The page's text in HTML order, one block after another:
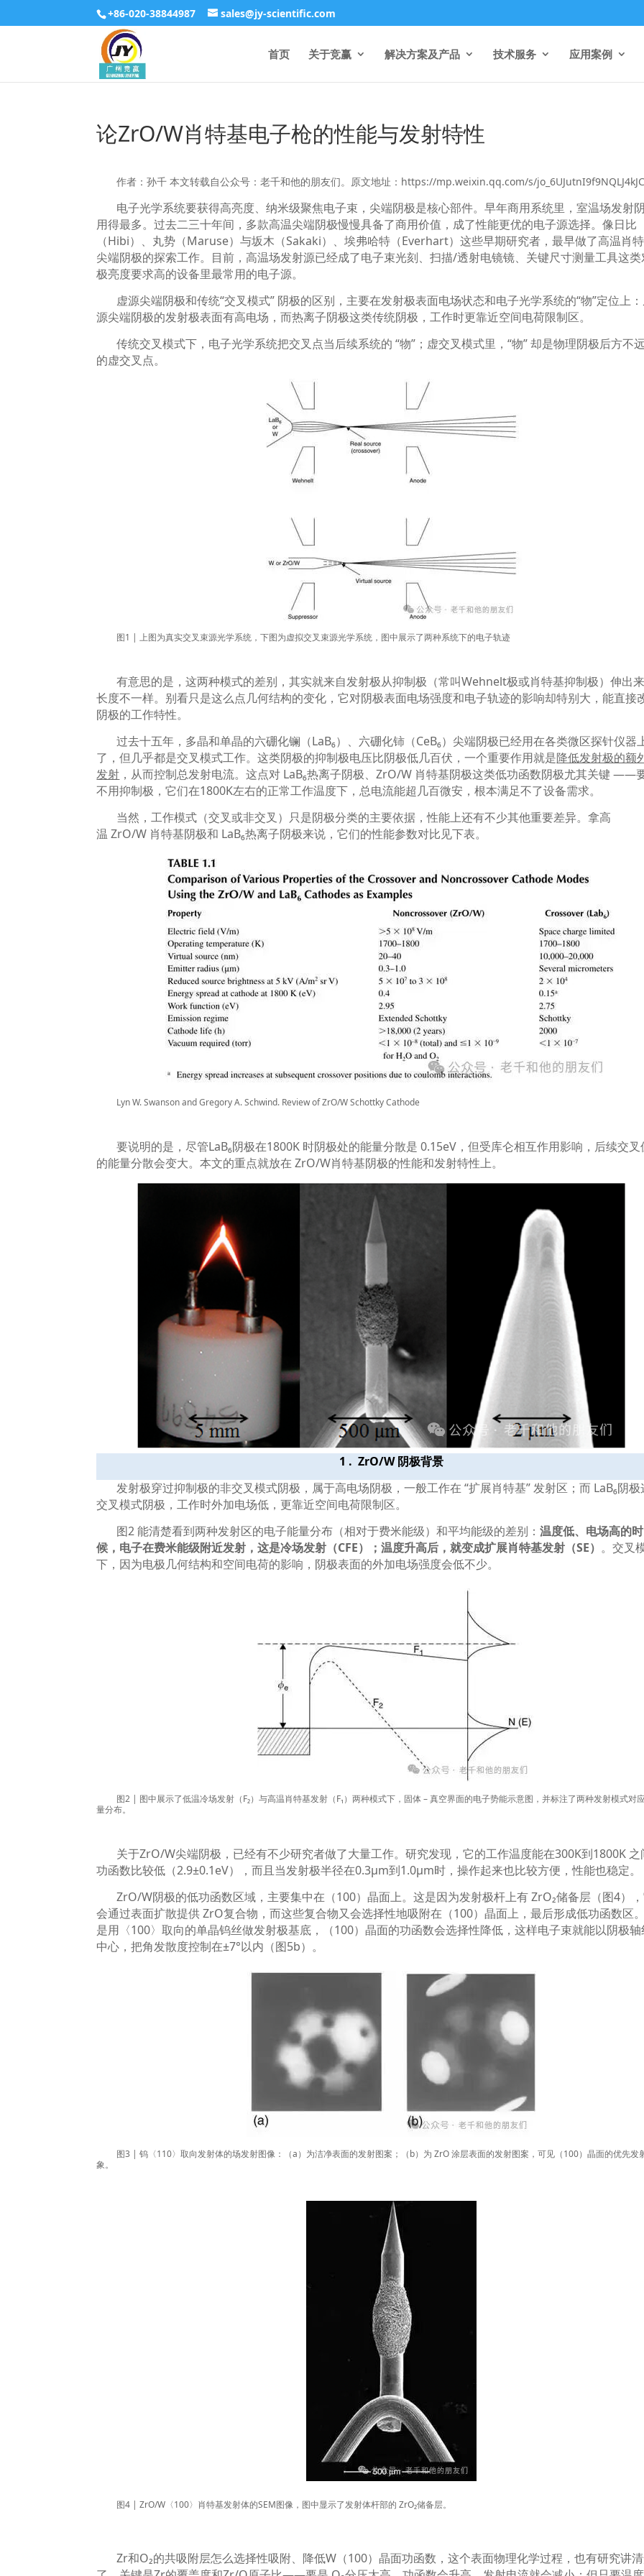
+86-020-38844987 sales@jy-scientific.com
首页 关于竞赢 解决方案及产品 技术服务 应用案例
论ZrO/W肖特基电子枪的性能与发射特性
作者：孙千 本文转载自公众号：老千和他的朋友们。原文地址：https://mp.weixin.qq.com/s/
电子光学系统要获得高亮度、纳米级聚焦电子束，尖端阴极是核心部件。早年商用系统里，室温场发射
用得最多。过去二三十年间，多款高温尖端阴极慢慢具备了商用价值，成了性能更优的电子源选择。像日比
（Hibi）、丸势（Maruse）与坂木（Sakaki）、埃弗哈特（Everhart）这些早期研究者，最早做了高温肖
尖端阴极的探索工作。目前，高温场发射源已经成了电子束光刻、扫描/透射电镜镜、关键尺寸测量工具这
极亮度要求高的设备里最常用的电子源。
虚源尖端阴极和传统“交叉模式” 阴极的区别，主要在发射极表面电场状态和电子光学系统的“物”定位上
源尖端阴极的发射极表面有高电场，而热离子阴极这类传统阴极，工作时更靠近空间电荷限制区。
传统交叉模式下，电子光学系统把交叉点当后续系统的 “物” ；虚交叉模式里，“物”却是物理阴极后方不
的虚交叉点。
图1 |上图为真实交叉束源光学系统，下图为虚拟交叉束源光学系统，图中展示了两种系统下的电子轨迹
有意思的是，这两种模式的差别，其实就来自发射极从抑制极（常叫Wehnelt极或肖特基抑制极）伸出
长度不一样。别看只是这么点几何结构的变化，它对阴极表面电场强度和电子轨迹的影响却特别大，能直接
阴极的工作特性。
过去十五年，多晶和单晶的六硼化镧（LaB₆）、六硼化铈（CeB₆）尖端阴极已经用在各类微区探针仪器
了，但几乎都是交叉模式工作。这类阴极的抑制极电压比阴极低几百伏，一个重要作用就是降低发射极的额
发射 ，从而控制总发射电流。这点对 LaB₆热离子阴极、ZrO/W 肖特基阴极这类低功函数阴极尤其关键——
不用抑制极，它们在1800K左右的正常工作温度下，总电流能超几百微安，根本满足不了设备需求。
当然，工作模式（交叉或非交叉）只是阴极分类的主要依据，性能上还有不少其他重要差异。拿高
温 ZrO/W 肖特基阴极和 LaB₆热离子阴极来说，它们的性能参数对比见下表。
Lyn W. Swanson and Gregory A. Schwind. Review of ZrO/W Schottky Cathode
要说明的是，尽管LaB₆阴极在1800K 时阴极处的能量分散是 0.15eV ，但受库仑相互作用影响，后续交
的能量分散会变大。本文的重点就放在 ZrO/W肖特基阴极的性能和发射特性上。
1 . ZrO/W阴极背景
发射极穿过抑制极的非交叉模式阴极，属于高电场阴极，一般工作在 “扩展肖特基”发射区；而 LaB₆阴极
交叉模式阴极，工作时外加电场低，更靠近空间电荷限制区。
图2能清楚看到两种发射区的电子能量分布（相对于费米能级）和平均能级的差别：温度低、电场高的时
候，电子在费米能级附近发射，这是冷场发射（CFE）；温度升高后，就变成扩展肖特基发射（SE） 。交叉
下，因为电极几何结构和空间电荷的影响，阴极表面的外加电场强度会低不少。
图2 | 图中展示了低温冷场发射（F₂）与高温肖特基发射（F₁）两种模式下，固体–真空界面的电子势能示意图，并标注了两种发射模式对
量分布。
关于ZrO/W尖端阴极，已经有不少研究者做了大量工作。研究发现，它的工作温度能在300K到1800K 之
功函数比较低（2.9±0.1eV），而且当发射极半径在0.3μm到1.0μm时，操作起来也比较方便，性能也稳定。
ZrO/W阴极的低功函数区域，主要集中在（100）晶面上。这是因为发射极杆上有ZrO₂储备层（图4）
会通过表面扩散提供ZrO复合物，而这些复合物又会选择性地吸附在（100）晶面上，最后形成低功函数区
是用〈100〉取向的单晶钨丝做发射极基底，（100）晶面的功函数会选择性降低，这样电子束就能以阴极
中心，把角发散度控制在±7°以内（图5b）。
图3 |钨〈110〉取向发射体的场发射图像：（a）为洁净表面的发射图案；（b）为 ZrO涂层表面的发射图案，可见（100）晶面的优先发
象。
图4 | ZrO/W 〈100〉肖特基发射体的SEM图像，图中显示了发射体杆部的 ZrO₂储备层。
Zr和O₂的共吸附层怎么选择性吸附、降低W （100）晶面功函数，这个表面物理化学过程，也有研究讲